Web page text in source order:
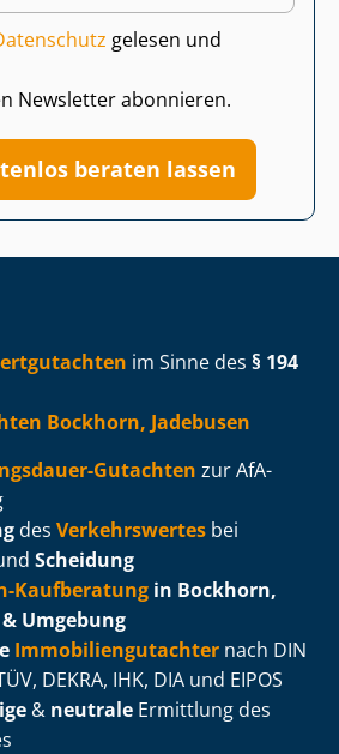
gelesen und
Newsletter abonnieren.
beraten lassen
im Sinne des § 194
Bockhorn, Jadebusen
Gutachten zur AfA-
des Verkehrswertes bei
Scheidung
Kaufberatung in Bockhorn,
Umgebung
Im­mo­bi­li­en­gut­ach­ter nach DIN
DEKRA, IHK, DIA und EIPOS
& neutrale Ermittlung des